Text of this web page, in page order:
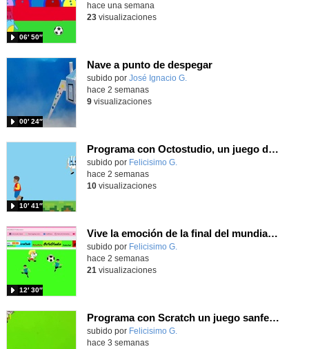
06′ 50″
hace una semana
23visualizaciones
Nave a punto de despegar
Contenido educativo.
subido por José Ignacio G.
00′ 24″
hace 2 semanas
9visualizaciones
Programa con Octostudio, un juego de 4 personajes ganando la copa del mundo saltando y esquivando rivales.
Contenido educativo.
subido por Felicisimo G.
10′ 41″
hace 2 semanas
10visualizaciones
Vive la emoción de la final del mundial programando con Scratch, un juego de toques y esquivar contrarios
Contenido educativo.
subido por Felicisimo G.
12′ 30″
hace 2 semanas
21 visualizaciones
Programa con Scratch un juego sanferminero con Mikel Merino evitando toros y dando toques al balón.
Contenido educativo.
subido por Felicisimo G.
hace 3 semanas